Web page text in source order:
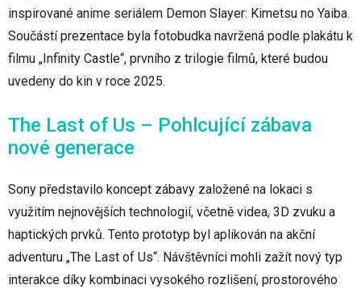
inspirované anime seriálem Demon Slayer: Kimetsu no Yaiba.
Součástí prezentace byla fotobudka navržená podle plakátu k
filmu „Infinity Castle“, prvního z trilogie filmů, které budou
uvedeny do kin v roce 2025.
The Last of Us – Pohlcující zábava
nové generace
Sony představilo koncept zábavy založené na lokaci s
využitím nejnovějších technologií, včetně videa, 3D zvuku a
haptických prvků. Tento prototyp byl aplikován na akční
adventuru „The Last of Us“. Návštěvníci mohli zažít nový typ
interakce díky kombinaci vysokého rozlišení, prostorového